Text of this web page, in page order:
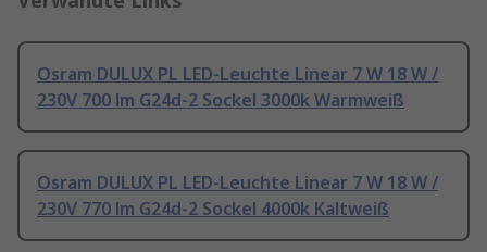
Osram DULUX PL LED-Leuchte Linear 7 W 18 W /
230V 700 lm G24d-2 Sockel 3000k Warmweiß
Osram DULUX PL LED-Leuchte Linear 7 W 18 W /
230V 770 lm G24d-2 Sockel 4000k Kaltweiß